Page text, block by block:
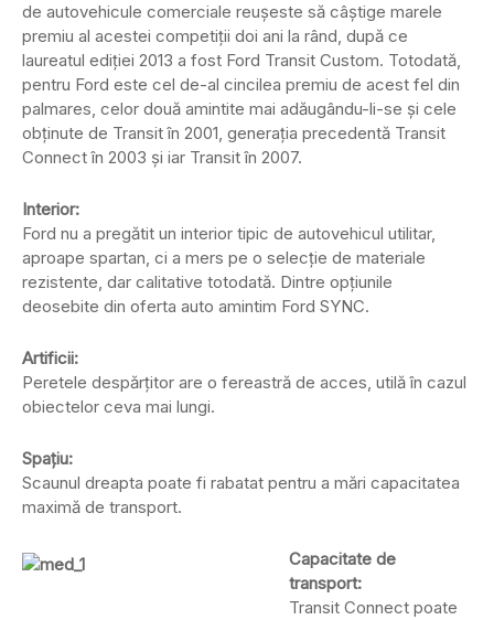
de autovehicule comerciale reuşeste să câştige marele
premiu al acestei competiţii doi ani la rând, după ce
laureatul ediţiei 2013 a fost Ford Transit Custom. Totodată,
pentru Ford este cel de-al cincilea premiu de acest fel din
palmares, celor două amintite mai adăugându-li-se şi cele
obţinute de Transit în 2001, generaţia precedentă Transit
Connect în 2003 şi iar Transit în 2007.
Interior:
Ford nu a pregătit un interior tipic de autovehicul utilitar,
aproape spartan, ci a mers pe o selecţie de materiale
rezistente, dar calitative totodată. Dintre opţiunile
deosebite din oferta auto amintim Ford SYNC.
Artificii:
Peretele despărţitor are o fereastră de acces, utilă în cazul
obiectelor ceva mai lungi.
Spaţiu:
Scaunul dreapta poate fi rabatat pentru a mări capacitatea
maximă de transport.
Capacitate de
transport:
Transit Connect poate